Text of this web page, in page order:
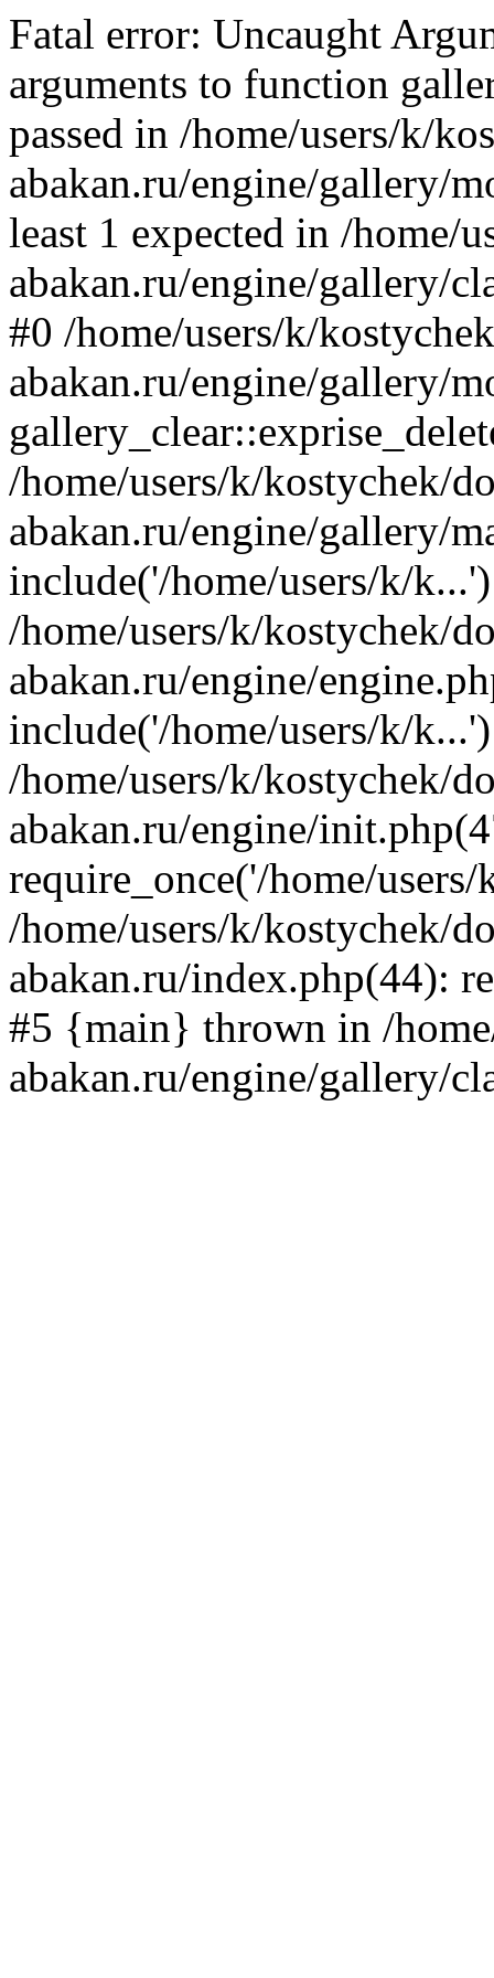
Fatal error: Uncaught
arguments to function
passed in /home/users/k/
abakan.ru/engine/gallery/
least 1 expected in /home/
abakan.ru/engine/gallery/
#0 /home/users/k/
abakan.ru/engine/gallery/
/home/users/k/kostychek/
abakan.ru/engine/gallery/
include('/home/users/k/
/home/users/k/kostychek/
abakan.ru/engine/
include('/home/users/k/
/home/users/k/kostychek/
abakan.ru/engine/
require_once('/home/
/home/users/k/kostychek/
abakan.ru/index.php(44):
#5 {main} thrown in /
abakan.ru/engine/gallery/